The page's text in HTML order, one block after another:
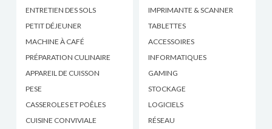
ENTRETIEN DES SOLS
PETIT DÉJEUNER
MACHINE À CAFÉ
PRÉPARATION CULINAIRE
APPAREIL DE CUISSON
PESE
CASSEROLES ET POÊLES
CUISINE CONVIVIALE
IMPRIMANTE & SCANNER
TABLETTES
ACCESSOIRES
INFORMATIQUES
GAMING
STOCKAGE
LOGICIELS
RÉSEAU